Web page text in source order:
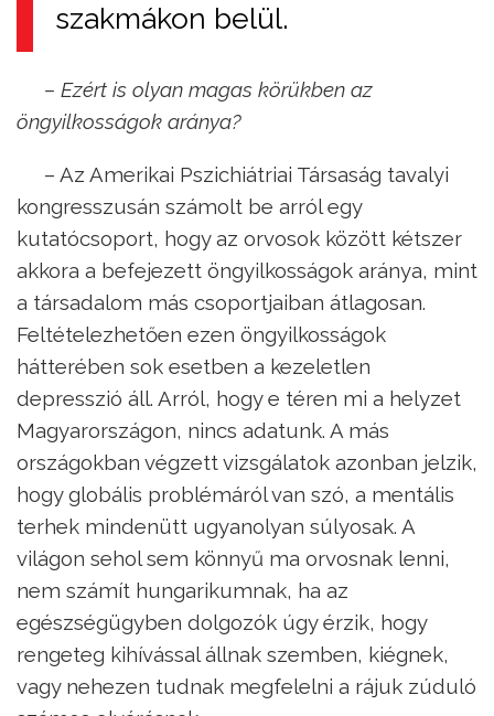
szakmákon belül.
– Ezért is olyan magas körükben az
öngyilkosságok aránya?
– Az Amerikai Pszichiátriai Társaság tavalyi
kongresszusán számolt be arról egy
kutatócsoport, hogy az orvosok között kétszer
akkora a befejezett öngyilkosságok aránya, mint
a társadalom más csoportjaiban átlagosan.
Feltételezhetően ezen öngyilkosságok
hátterében sok esetben a kezeletlen
depresszió áll. Arról, hogy e téren mi a helyzet
Magyarországon, nincs adatunk. A más
országokban végzett vizsgálatok azonban jelzik,
hogy globális problémáról van szó, a mentális
terhek mindenütt ugyanolyan súlyosak. A
világon sehol sem könnyű ma orvosnak lenni,
nem számít hungarikumnak, ha az
egészségügyben dolgozók úgy érzik, hogy
rengeteg kihívással állnak szemben, kiégnek,
vagy nehezen tudnak megfelelni a rájuk zúduló